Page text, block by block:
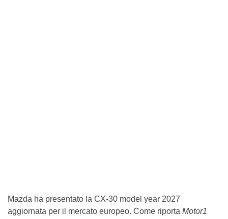
Mazda ha presentato la CX-30 model year 2027
aggiornata per il mercato europeo. Come riporta Motor1